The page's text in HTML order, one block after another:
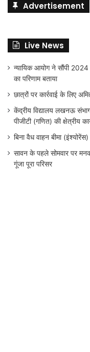
Advertisement
Live News
न्यायिक आयोग ने सौंपी 2024
का परिणाम बताया
छात्रों पर कार्रवाई के लिए
केंद्रीय विद्यालय लखनऊ संभाग
पीजीटी (गणित) की क्षेत्रीय
बिना वैध वाहन बीमा
सावन के पहले सोमवार पर
गूंजा पूरा परिसर